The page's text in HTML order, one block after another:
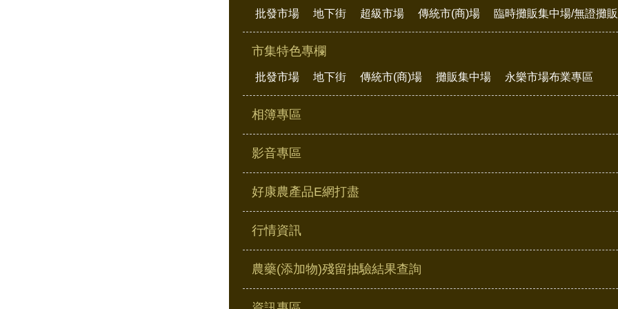
批發市場 地下街 超級市場 傳統市(商)場 臨時攤販集中場/無證攤
市集特色專欄
批發市場 地下街 傳統市(商)場 攤販集中場 永樂市場布業專區
相簿專區
影音專區
好康農產品E網打盡
行情資訊
農藥(添加物)殘留抽驗結果查詢